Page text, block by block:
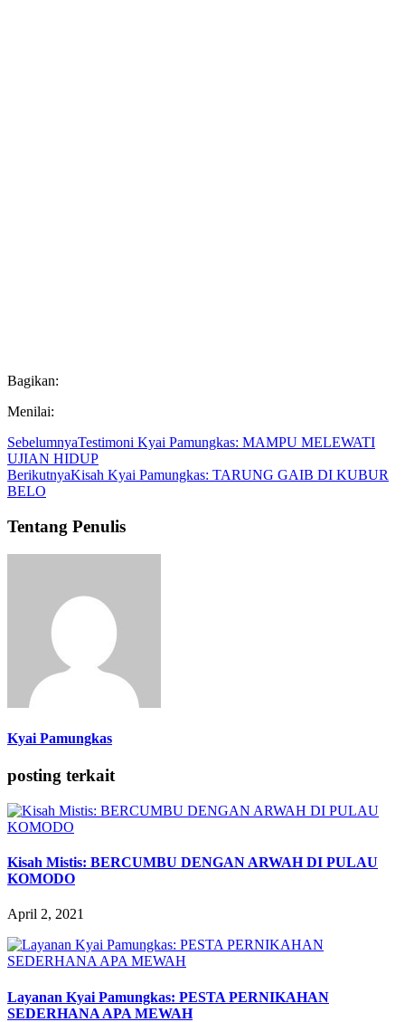
Bagikan:
Menilai:
SebelumnyaTestimoni Kyai Pamungkas: MAMPU MELEWATI
UJIAN HIDUP
BerikutnyaKisah Kyai Pamungkas: TARUNG GAIB DI KUBUR
BELO
Tentang Penulis
Kyai Pamungkas
posting terkait
Kisah Mistis: BERCUMBU DENGAN ARWAH DI PULAU
KOMODO
April 2, 2021
Layanan Kyai Pamungkas: PESTA PERNIKAHAN
SEDERHANA APA MEWAH